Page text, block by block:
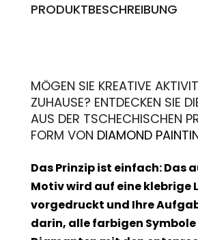
PRODUKTBESCHREIBUNG
MÖGEN SIE KREATIVE
ZUHAUSE? ENTDECKEN SIE
AUS DER TSCHECHISCHEN
FORM VON DIAMOND
Das Prinzip ist einfach: Das
Motiv wird auf eine klebrige
vorgedruckt und Ihre
darin, alle farbigen